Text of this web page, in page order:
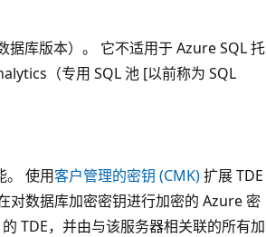
据库版本）。 它不适用于 Azure SQL 托
（专用 SQL 池 [以前称为 SQL
。 使用客户管理的密钥 (CMK)扩展 TDE
对数据库加密密钥进行加密的 Azure 密
TDE，并由与该服务器相关联的所有加